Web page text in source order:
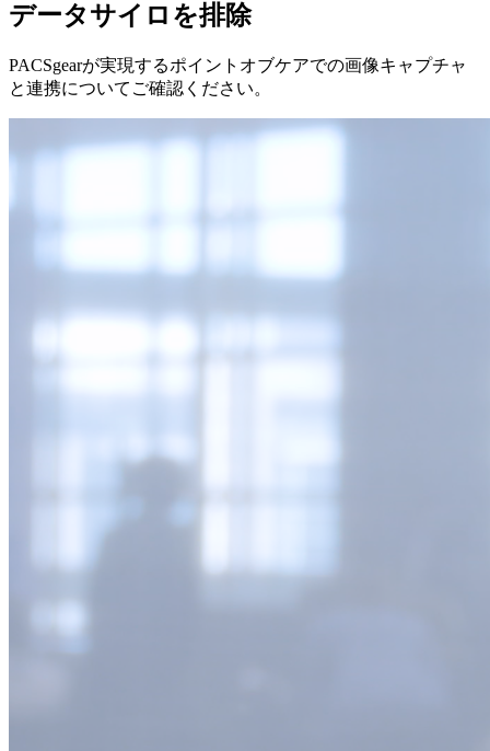
データサイロを排除
PACSgearが実現するポイントオブケアでの画像キャプチャ
と連携についてご確認ください。